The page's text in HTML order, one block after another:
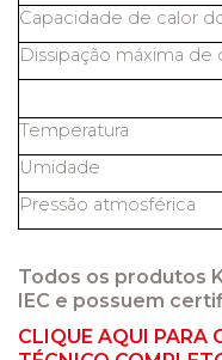
Capacidade de calor
Dissipação máxima de
Temperatura
Umidade
Pressão atmosférica
Todos os produtos
IEC e possuem
CLIQUE AQUI PARA